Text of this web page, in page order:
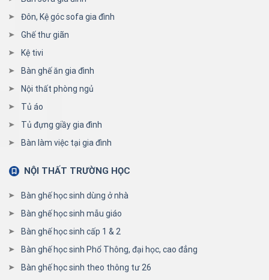
Đôn, Kệ góc sofa gia đình
Ghế thư giãn
Kệ tivi
Bàn ghế ăn gia đình
Nội thất phòng ngủ
Tủ áo
Tủ đựng giầy gia đình
Bàn làm việc tại gia đình
NỘI THẤT TRƯỜNG HỌC
Bàn ghế học sinh dùng ở nhà
Bàn ghế học sinh mẫu giáo
Bàn ghế học sinh cấp 1 & 2
Bàn ghế học sinh Phổ Thông, đại học, cao đẳng
Bàn ghế học sinh theo thông tư 26